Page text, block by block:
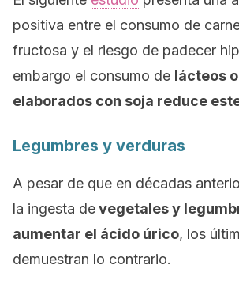
positiva entre el consumo de
fructosa y el riesgo de padecer
embargo el consumo de lácteos
elaborados con soja reduce
Legumbres y verduras
A pesar de que en décadas
la ingesta devegetales y
aumentar el ácido úrico, los
demuestran lo contrario.